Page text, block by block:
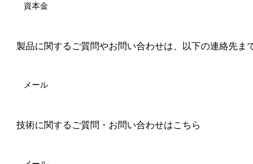
資本金
製品に関するご質問やお問い合わせは、以下の連絡先ま
メール
技術に関するご質問・お問い合わせはこちら